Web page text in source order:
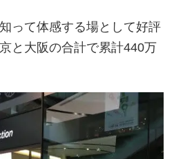
って体感する場として好評
と大阪の合計で累計440万